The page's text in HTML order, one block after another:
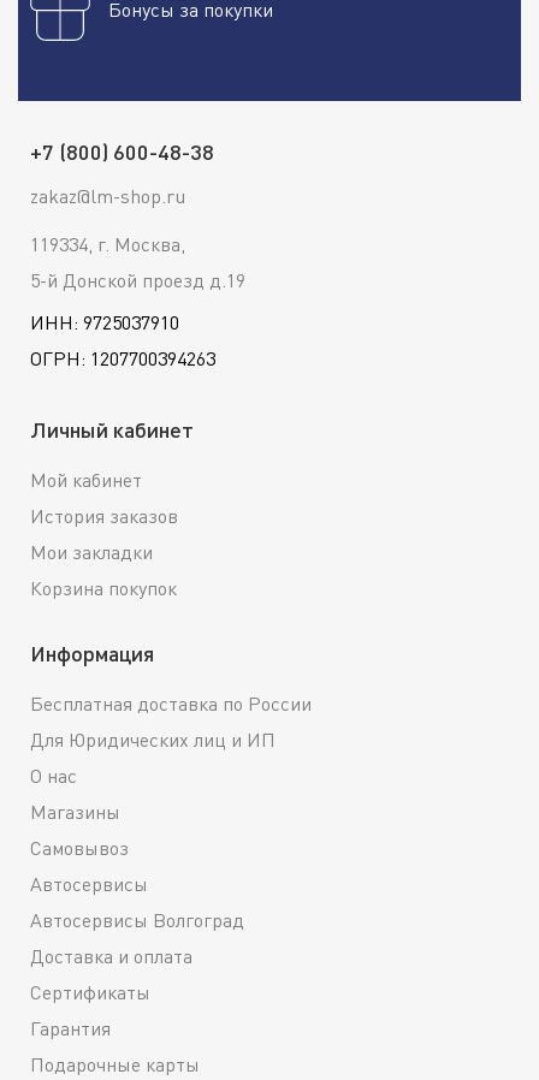
Бонусы за покупки
+7 (800) 600-48-38
zakaz@lm-shop.ru
119334, г. Москва,
5-й Донской проезд д.19
ИНН: 9725037910
ОГРН: 1207700394263
Личный кабинет
Мой кабинет
История заказов
Мои закладки
Корзина покупок
Информация
Бесплатная доставка по России
Для Юридических лиц и ИП
О нас
Магазины
Самовывоз
Автосервисы
Автосервисы Волгоград
Доставка и оплата
Сертификаты
Гарантия
Подарочные карты